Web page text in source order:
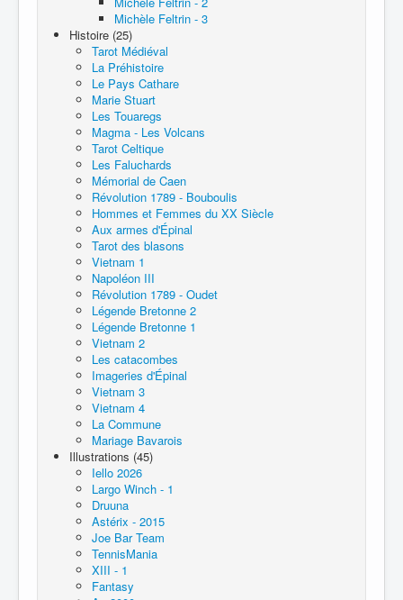
Michèle Feltrin - 3
Histoire (25)
Tarot Médiéval
La Préhistoire
Le Pays Cathare
Marie Stuart
Les Touaregs
Magma - Les Volcans
Tarot Celtique
Les Faluchards
Mémorial de Caen
Révolution 1789 - Bouboulis
Hommes et Femmes du XX Siècle
Aux armes d'Épinal
Tarot des blasons
Vietnam 1
Napoléon III
Révolution 1789 - Oudet
Légende Bretonne 2
Légende Bretonne 1
Vietnam 2
Les catacombes
Imageries d'Épinal
Vietnam 3
Vietnam 4
La Commune
Mariage Bavarois
Illustrations (45)
Iello 2026
Largo Winch - 1
Druuna
Astérix - 2015
Joe Bar Team
TennisMania
XIII - 1
Fantasy